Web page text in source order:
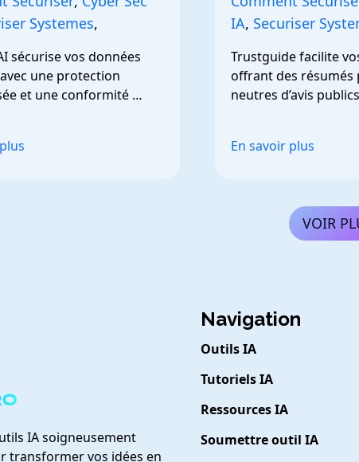
Systemes,
sécurise vos données
une protection
et une conformité
IA, Securiser
Trustguide facilite
offrant des résumés
neutres d’avis
En savoir plus
VOIR
IA soigneusement
transformer vos idées en
Navigation
Outils IA
Tutoriels IA
Ressources IA
Soumettre outil IA